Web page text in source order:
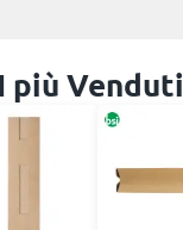
più Venduti